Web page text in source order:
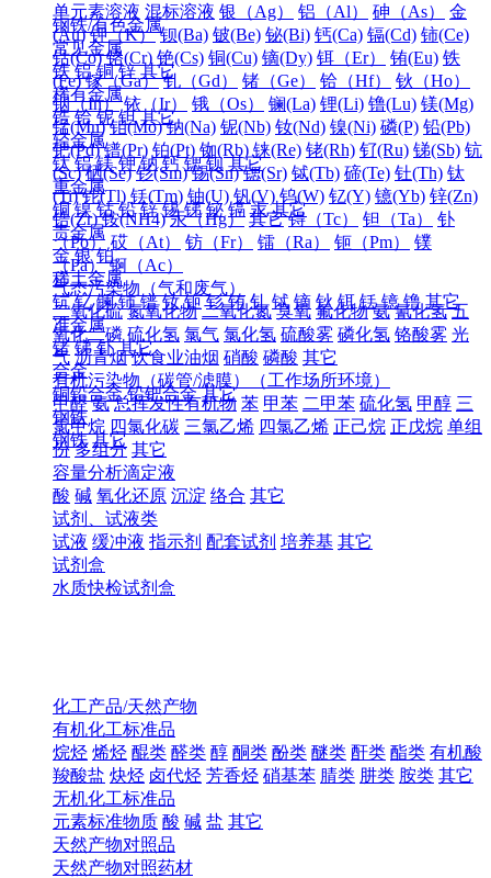
单元素溶液 混标溶液 银（Ag） 铝（Al） 砷（As）
金
(Au) 钾（K） 钡(Ba) 铍(Be) 铋(Bi) 钙(Ca) 镉(Cd) 铈(Ce)
钴(Co) 铬(Cr) 铯(Cs) 铜(Cu) 镝(Dy) 铒（Er） 铕(Eu) 铁
(Fe) 镓（Ga） 钆（Gd） 锗（Ge） 铪（Hf）
钬（Ho）
铟（In） 铱（Ir） 锇（Os） 镧(La) 锂(Li) 镥(Lu) 镁(Mg)
锰(Mn) 钼(Mo) 钠(Na) 铌(Nb) 钕(Nd) 镍(Ni) 磷(P) 铅(Pb)
钯(Pd) 镨(Pr) 铂(Pt) 铷(Rb) 铼(Re) 铑(Rh) 钌(Ru) 锑(Sb) 钪
(Sc) 硒(Se) 钐(Sm) 锡(Sn) 锶(Sr) 铽(Tb) 碲(Te) 钍(Th) 钛
(Ti) 铊(Tl) 铥(Tm) 铀(U) 钒(V) 钨(W) 钇(Y) 镱(Yb) 锌(Zn)
锆(Zr) 铵(NH4) 汞（Hg） 其它 锝（Tc） 钽（Ta）
钋
（Po） 砹（At） 钫（Fr） 镭（Ra） 钷（Pm）
镤
（Pa） 锕（Ac）
气态污染物（气和废气）
二氧化硫 氮氧化物 二氧化氮 臭氧 氟化物 氨 氰化氢 五
氧化二磷 硫化氢 氯气 氯化氢 硫酸雾 磷化氢 铬酸雾 光
气 沥青烟 饮食业油烟 硝酸 磷酸 其它
有机污染物（碳管/滤膜）（工作场所环境）
甲醛 氨 总挥发性有机物 苯 甲苯 二甲苯 硫化氢 甲醇 三
氯甲烷 四氯化碳 三氯乙烯 四氯乙烯 正己烷 正戊烷 单组
份 多组分 其它
容量分析滴定液
酸 碱 氧化还原 沉淀 络合 其它
试剂、试液类
试液 缓冲液 指示剂 配套试剂 培养基 其它
试剂盒
水质快检试剂盒
钢铁/有色金属
常见金属
铁 铝 铜 锌 其它
稀有金属
锆 铪 铌 钽 其它
轻金属
钛 铝 镁 钾 钠 钙 锶 钡 其它
重金属
铜 镍 钴 铅 锌 锡 锑 铋 镉 汞 其它
贵金属
金 银 铂
稀土金属
钪 钇 镧 铈 镨 钕 钷 钐 铕 钆 铽 镝 钬 铒 铥 镱 镥 其它
准金属
锗 锑 钋 其它
合金
铜铅合金 铅钯合金 其它
钢铁
钢铁 其它
化工产品/天然产物
有机化工标准品
烷烃 烯烃 醌类 醛类 醇 酮类 酚类 醚类 酐类 酯类 有机酸
羧酸盐 炔烃 卤代烃 芳香烃 硝基苯 腈类 肼类 胺类 其它
无机化工标准品
元素标准物质 酸 碱 盐 其它
天然产物对照品
天然产物对照药材